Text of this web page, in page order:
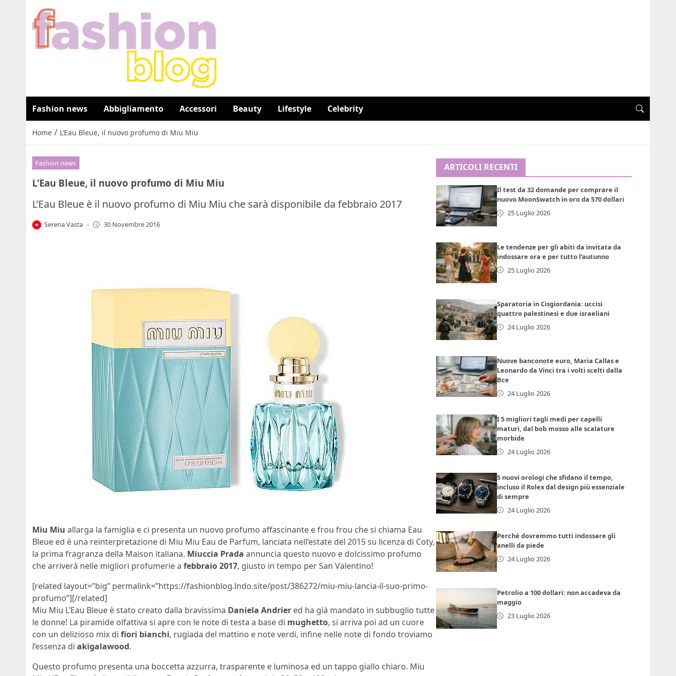
Fashion news Abbigliamento Accessori Beauty Lifestyle Celebrity
Home / L’Eau Bleue, il nuovo profumo di Miu Miu
Fashion news
L’Eau Bleue, il nuovo profumo di Miu Miu
L’Eau Bleue è il nuovo profumo di Miu Miu che sarà disponibile da febbraio 2017
Serena Vasta - 30 Novembre 2016
Miu Miu allarga la famiglia e ci presenta un nuovo profumo affascinante e frou frou che si chiama Eau
Bleue ed è una reinterpretazione di Miu Miu Eau de Parfum, lanciata nell’estate del 2015 su licenza di Coty,
la prima fragranza della Maison italiana. Miuccia Prada annuncia questo nuovo e dolcissimo profumo
che arriverà nelle migliori profumerie a febbraio 2017, giusto in tempo per San Valentino!
[related layout=”big” permalink=”https://fashionblog.lndo.site/post/386272/miu-miu-lancia-il-suo-primo-
profumo”][/related]
Miu Miu L’Eau Bleue è stato creato dalla bravissima Daniela Andrier ed ha già mandato in subbuglio tutte
le donne! La piramide olfattiva si apre con le note di testa a base di mughetto, si arriva poi ad un cuore
con un delizioso mix di fiori bianchi, rugiada del mattino e note verdi, infine nelle note di fondo troviamo
l’essenza di akigalawood.
Questo profumo presenta una boccetta azzurra, trasparente e luminosa ed un tappo giallo chiaro. Miu
ARTICOLI RECENTI
Il test da 32 domande per comprare il
nuovo MoonSwatch in oro da 570 dollari
25 Luglio 2026
Le tendenze per gli abiti da invitata da
indossare ora e per tutto l’autunno
25 Luglio 2026
Sparatoria in Cisgiordania: uccisi
quattro palestinesi e due israeliani
24 Luglio 2026
Nuove banconote euro, Maria Callas e
Leonardo da Vinci tra i volti scelti dalla
Bce
24 Luglio 2026
I 5 migliori tagli medi per capelli
maturi, dal bob mosso alle scalature
morbide
24 Luglio 2026
5 nuovi orologi che sfidano il tempo,
incluso il Rolex dal design più essenziale
di sempre
24 Luglio 2026
Perché dovremmo tutti indossare gli
anelli da piede
24 Luglio 2026
Petrolio a 100 dollari: non accadeva da
maggio
23 Luglio 2026